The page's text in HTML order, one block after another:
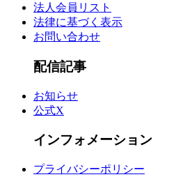
法人会員リスト
法律に基づく表示
お問い合わせ
配信記事
お知らせ
公式X
インフォメーション
プライバシーポリシー